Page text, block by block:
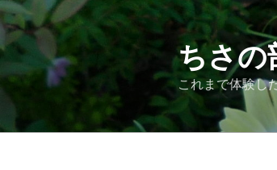
コ
ン
テ
ツ
ちさの
これまで体験し